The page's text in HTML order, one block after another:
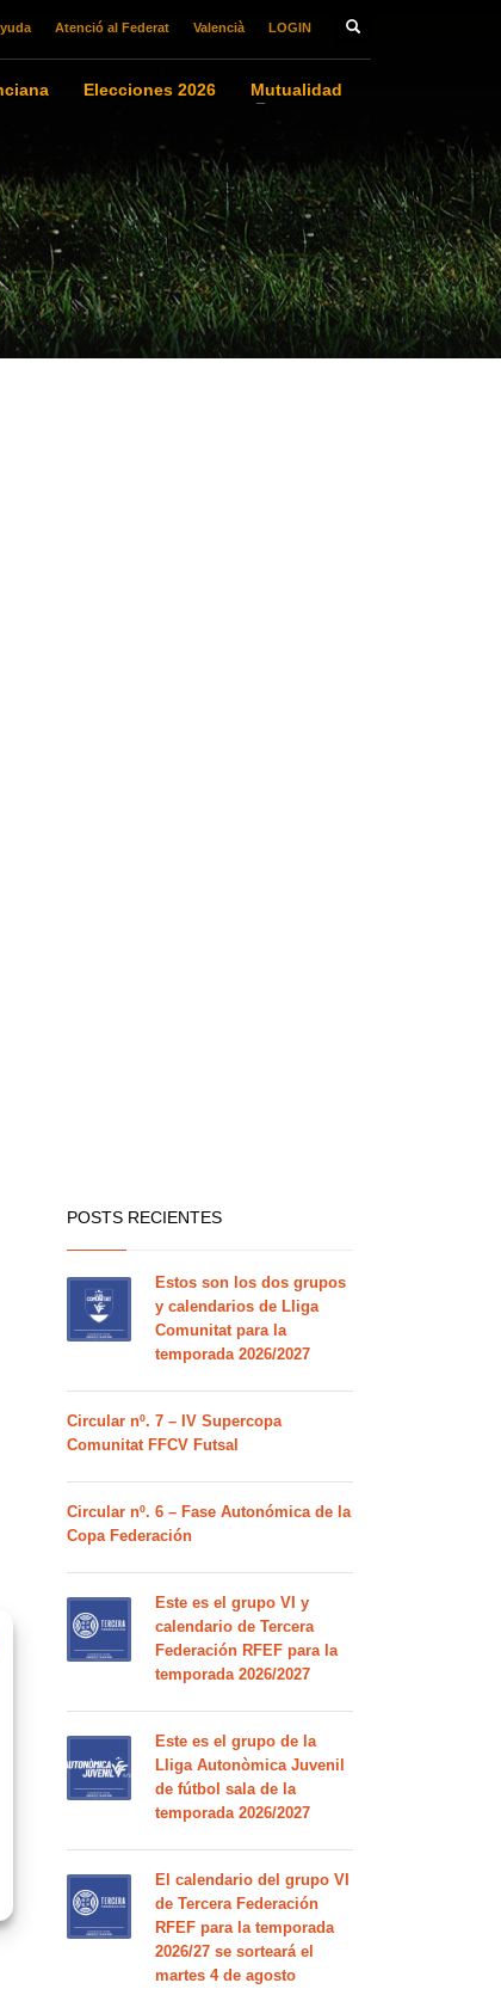
Atenció al Federat Valencià LOGIN
Elecciones 2026
Mutualidad
POSTS RECIENTES
Estos son los dos grupos
y calendarios de Lliga
Comunitat para la
temporada 2026/2027
Circular nº. 7 – IV Supercopa
Comunitat FFCV Futsal
Circular nº. 6 – Fase Autonómica de la
Copa Federación
Este es el grupo VI y
calendario de Tercera
Federación RFEF para la
temporada 2026/2027
Este es el grupo de la
Lliga Autonòmica Juvenil
de fútbol sala de la
temporada 2026/2027
El calendario del grupo VI
de Tercera Federación
RFEF para la temporada
2026/27 se sorteará el
martes 4 de agosto